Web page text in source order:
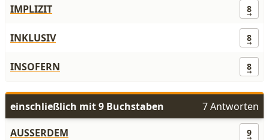
IMPLIZIT 8
INKLUSIV 8
INSOFERN 8
einschließlich mit 9 Buchstaben
7 Antworten
AUSSERDEM
9